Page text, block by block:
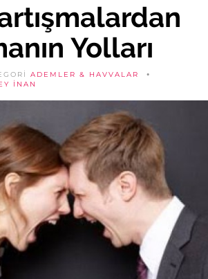
Yolları
ADEMLER & HAVVALAR
İNAN